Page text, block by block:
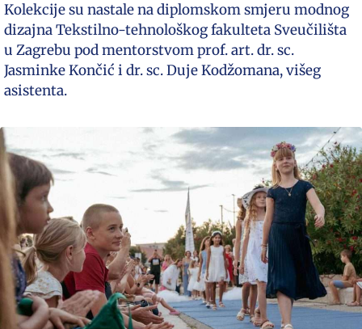
Kolekcije su nastale na diplomskom smjeru modnog
dizajna Tekstilno-tehnološkog fakulteta Sveučilišta
u Zagrebu pod mentorstvom prof. art. dr. sc.
Jasminke Končić i dr. sc. Duje Kodžomana, višeg
asistenta.